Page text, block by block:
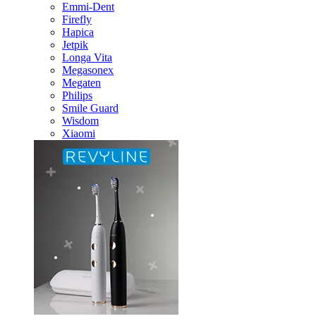
Emmi-Dent
Firefly
Hapica
Jetpik
Longa Vita
Megasonex
Megaten
Philips
Smile Guard
Wisdom
Xiaomi